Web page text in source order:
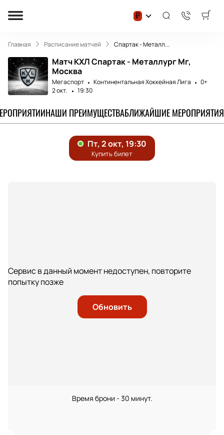
₽
Главная Расписание матчей Спартак - Металл...
Матч КХЛ Спартак - Металлург Мг,
Москва
Мегаспорт Континентальная Хоккейная Лига
0+
2 окт.
19:30
НАШИ ПРЕИМУЩЕСТВАБЛИЖАЙШИЕ МЕРОПРИЯТИЯ
Сервис в данный момент недоступен, повторите
попытку позже
Обновить
Время брони - 30 минут.